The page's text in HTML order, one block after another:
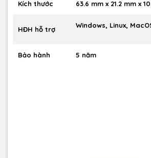
Kích thước 63.6 mm x 21.2 mm x
HĐH hỗ trợ Windows, Linux,
Bảo hành 5 năm